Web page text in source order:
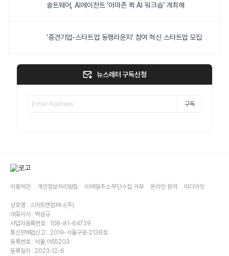
솔트웨어, AI에이전트 ‘아마존 퀵 AI 워크숍’ 개최해
‘중견기업-스타트업 동행라운지’ 참여 혁신 스타트업 모집
뉴스레터 구독신청
구독
이용약관 개인정보처리방침 이메일주소 무단수집 거부 온라인 문의 미디어킷
상호명 : 스마트앤컴퍼니(주)
대표이사 : 박성규
사업자등록번호 : 108-81-64739
통신판매업신고 : 2019-서울구로-2138호
등록번호 : 서울,아55203
등록일자 : 2023-12-6